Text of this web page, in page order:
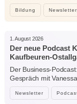
Bildung Newsletter
Newsletter
1. August 2026
Der neue Podcast
Kaufbeuren-
Verbindungen
Der Business-
Gespräch mit